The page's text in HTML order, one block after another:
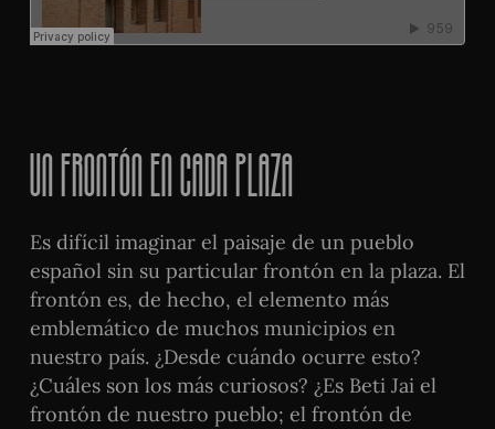
Un frontón en cada plaza
Es difícil imaginar el paisaje de un pueblo
español sin su particular frontón en la plaza. El
frontón es, de hecho, el elemento más
emblemático de muchos municipios en
nuestro país. ¿Desde cuándo ocurre esto?
¿Cuáles son los más curiosos? ¿Es Beti Jai el
frontón de nuestro pueblo; el frontón de